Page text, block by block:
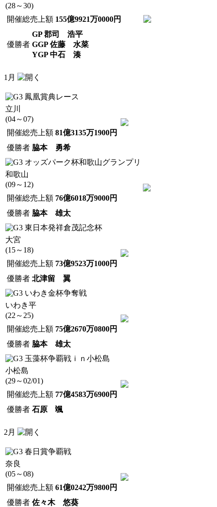
(28～30)
開催総売上額 155億9921万0000円
優勝者
GP 郡司 浩平
GGP 佐藤 水菜
YGP 中石 湊
1月
鳳凰賞典レース
立川
(04～07)
開催総売上額 81億3135万1900円
優勝者 脇本 勇希
オッズパーク杯和歌山グランプリ
和歌山
(09～12)
開催総売上額 76億6018万9000円
優勝者 脇本 雄太
東日本発祥倉茂記念杯
大宮
(15～18)
開催総売上額 73億9523万1000円
優勝者 北津留 翼
いわき金杯争奪戦
いわき平
(22～25)
開催総売上額 75億2670万0800円
優勝者 脇本 雄太
玉藻杯争覇戦ｉｎ小松島
小松島
(29～02/01)
開催総売上額 77億4583万6900円
優勝者 石原 颯
2月
春日賞争覇戦
奈良
(05～08)
開催総売上額 61億0242万9800円
優勝者 佐々木 悠葵